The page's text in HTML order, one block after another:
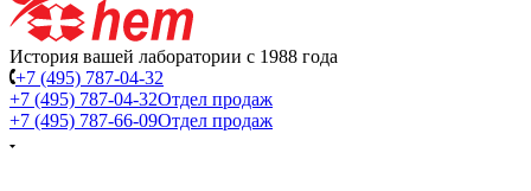
История вашей лаборатории с 1988 года
+7 (495) 787-04-32
+7 (495) 787-04-32Отдел продаж
+7 (495) 787-66-09Отдел продаж